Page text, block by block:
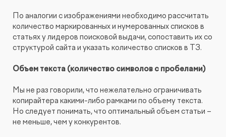
По аналогии с изображениями необходимо рассчитать
количество маркированных и нумерованных списков в
статьях у лидеров поисковой выдачи, сопоставить их со
структурой сайта и указать количество списков в ТЗ.
Объем текста (количество символов с пробелами)
Мы не раз говорили, что нежелательно ограничивать
копирайтера какими-либо рамками по объему текста.
Но следует понимать, что оптимальный объем статьи –
не меньше, чем у конкурентов.